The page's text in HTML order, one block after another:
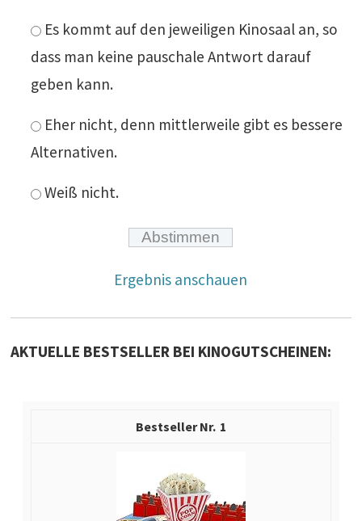
Es kommt auf den jeweiligen Kinosaal an, so
dass man keine pauschale Antwort darauf
geben kann.
Eher nicht, denn mittlerweile gibt es bessere
Alternativen.
Weiß nicht.
Ergebnis anschauen
AKTUELLE BESTSELLER BEI KINOGUTSCHEINEN:
1